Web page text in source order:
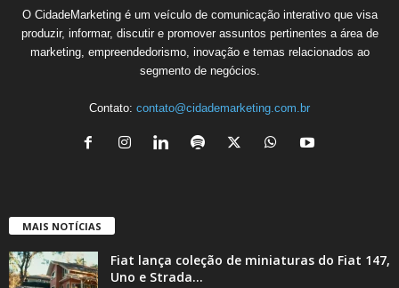
O CidadeMarketing é um veículo de comunicação interativo que visa
produzir, informar, discutir e promover assuntos pertinentes a área de
marketing, empreendedorismo, inovação e temas relacionados ao
segmento de negócios.
Contato: contato@cidademarketing.com.br
MAIS NOTÍCIAS
Fiat lança coleção de miniaturas do Fiat 147,
Uno e Strada...